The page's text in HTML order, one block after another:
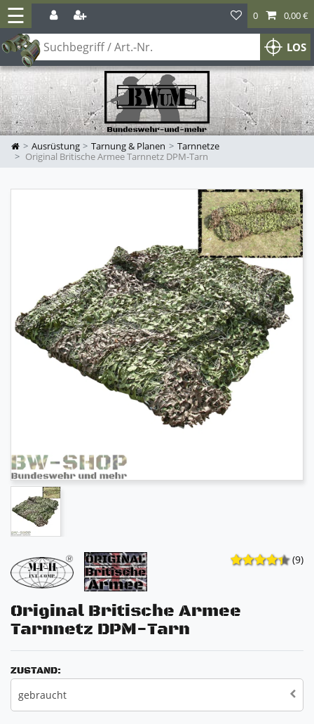
☰
LOS
0 0,00 €
Ausrüstung Tarnung & Planen
Tarnnetze
Original Britische Armee Tarnnetz DPM-Tarn
(9)
Original Britische Armee
Tarnnetz DPM-Tarn
ZUSTAND:
gebraucht